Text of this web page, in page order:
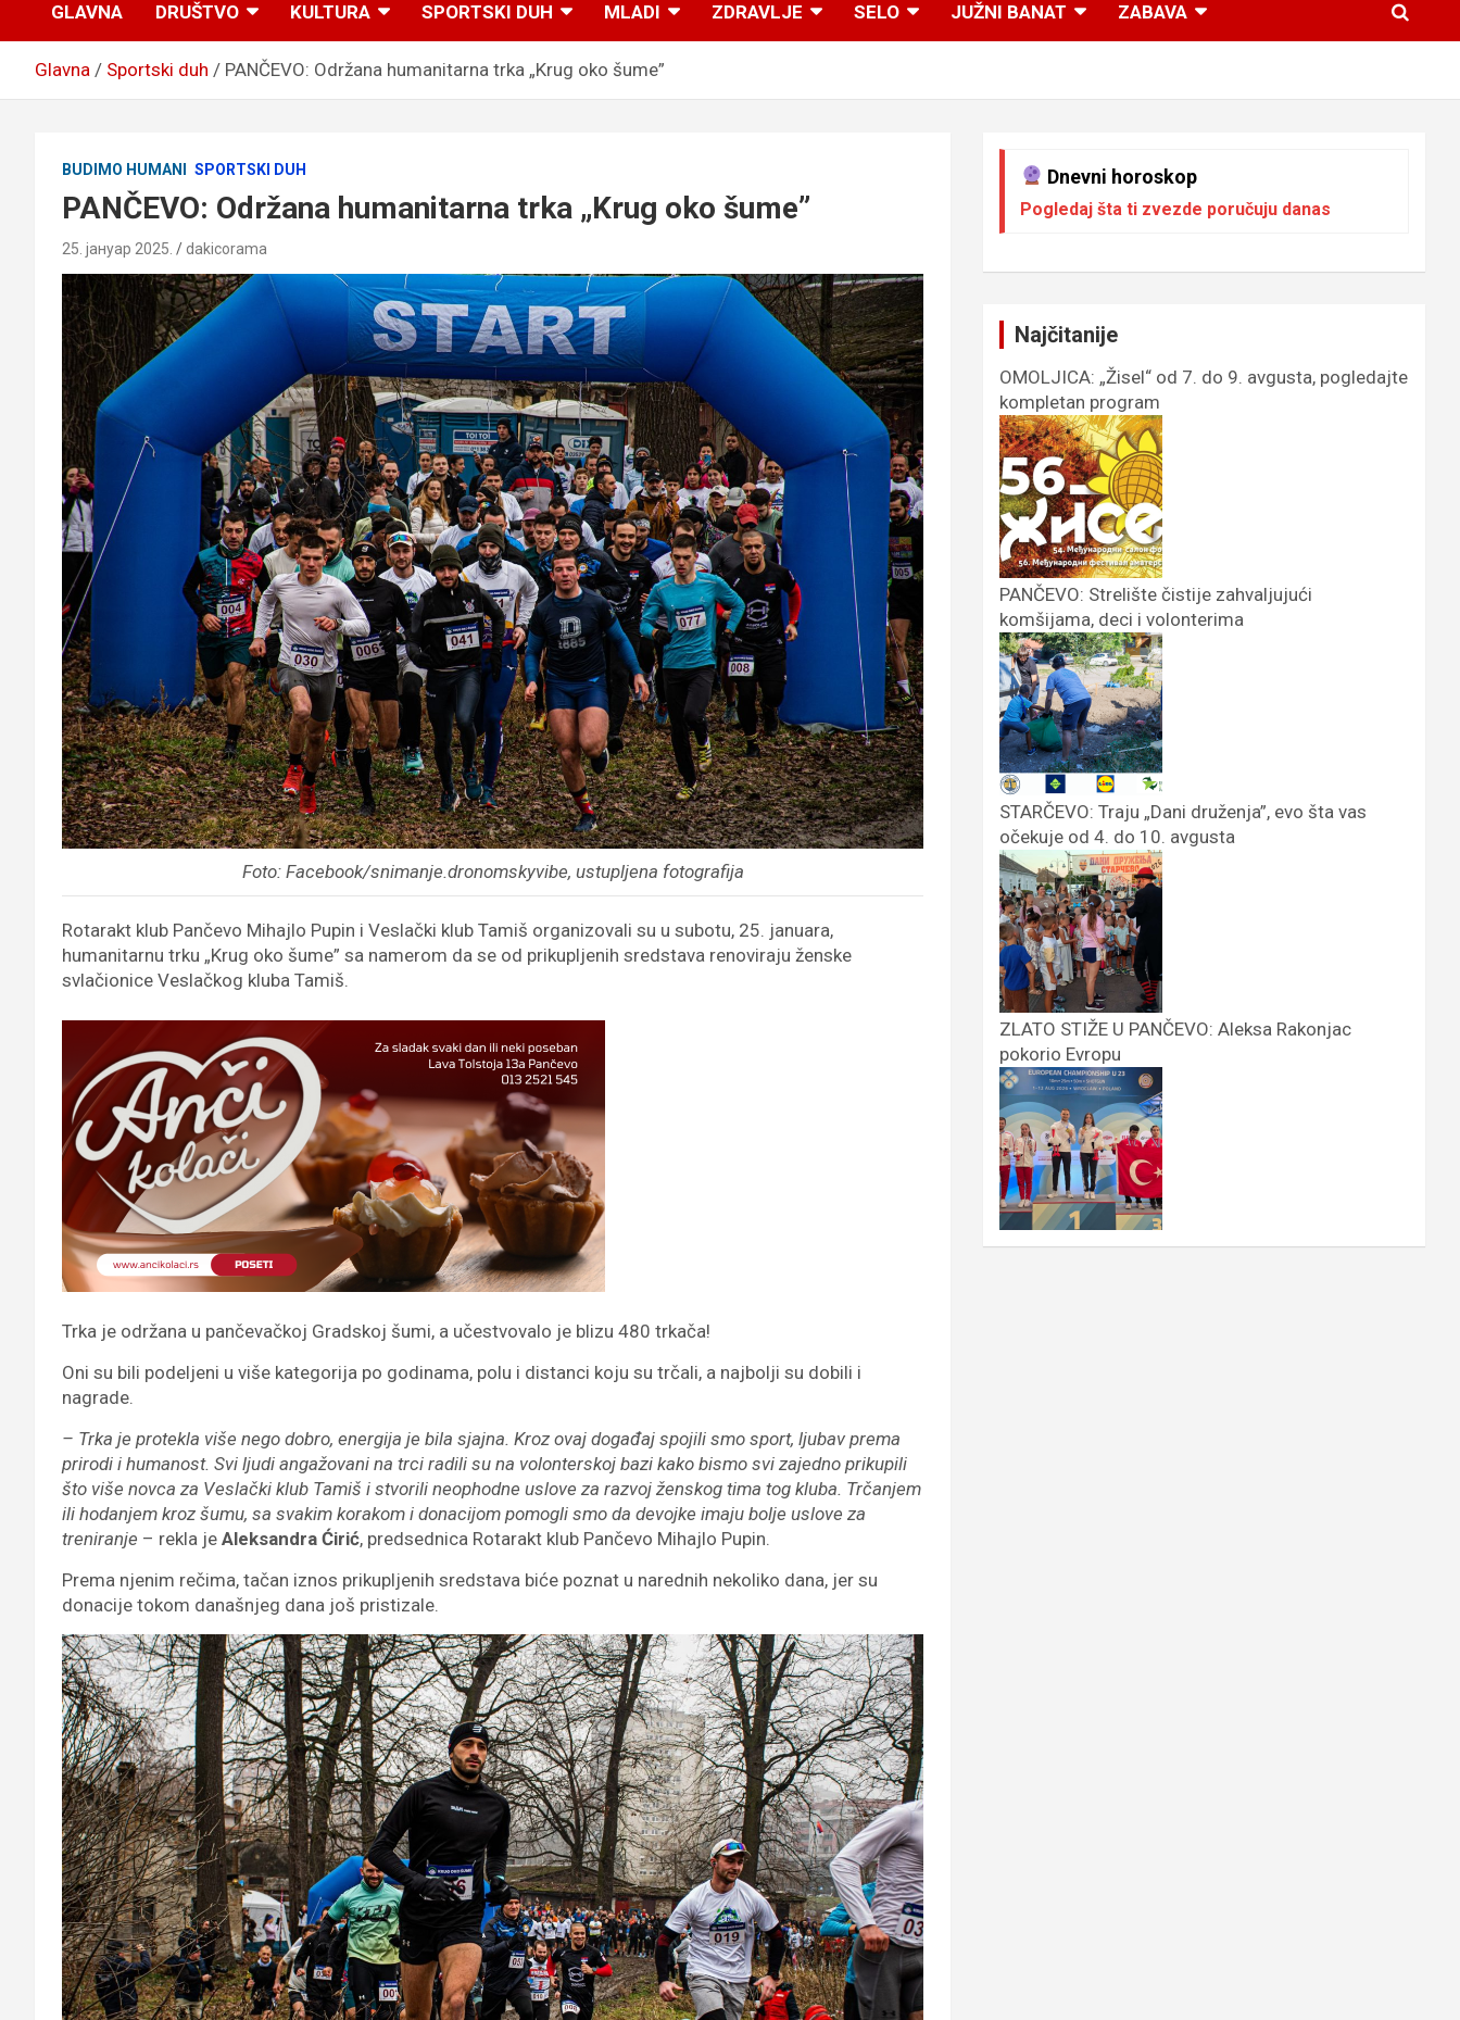
GLAVNA DRUŠTVO KULTURA SPORTSKI DUH MLADI ZDRAVLJE SELO JUŽNI BANAT ZABAVA
Glavna Sportski duh PANČEVO: Održana humanitarna trka „Krug oko šume”
BUDIMO HUMANI SPORTSKI DUH
PANČEVO: Održana humanitarna trka „Krug oko šume”
25. јануар 2025. dakicorama
Foto: Facebook/snimanje.dronomskyvibe, ustupljena fotografija
Rotarakt klub Pančevo Mihajlo Pupin i Veslački klub Tamiš organizovali su u subotu, 25. januara,
humanitarnu trku „Krug oko šume” sa namerom da se od prikupljenih sredstava renoviraju ženske
svlačionice Veslačkog kluba Tamiš.
Trka je održana u pančevačkoj Gradskoj šumi, a učestvovalo je blizu 480 trkača!
Oni su bili podeljeni u više kategorija po godinama, polu i distanci koju su trčali, a najbolji su dobili i
nagrade.
– Trka je protekla više nego dobro, energija je bila sjajna. Kroz ovaj događaj spojili smo sport, ljubav prema
prirodi i humanost. Svi ljudi angažovani na trci radili su na volonterskoj bazi kako bismo svi zajedno prikupili
što više novca za Veslački klub Tamiš i stvorili neophodne uslove za razvoj ženskog tima tog kluba. Trčanjem
ili hodanjem kroz šumu, sa svakim korakom i donacijom pomogli smo da devojke imaju bolje uslove za
treniranje – rekla je Aleksandra Ćirić, predsednica Rotarakt klub Pančevo Mihajlo Pupin.
Prema njenim rečima, tačan iznos prikupljenih sredstava biće poznat u narednih nekoliko dana, jer su
donacije tokom današnjeg dana još pristizale.
Dnevni horoskop
Pogledaj šta ti zvezde poručuju danas
Najčitanije
OMOLJICA: „Žisel“ od 7. do 9. avgusta, pogledajte
kompletan program
PANČEVO: Strelište čistije zahvaljujući
komšijama, deci i volonterima
STARČEVO: Traju „Dani druženja”, evo šta vas
očekuje od 4. do 10. avgusta
ZLATO STIŽE U PANČEVO: Aleksa Rakonjac
pokorio Evropu